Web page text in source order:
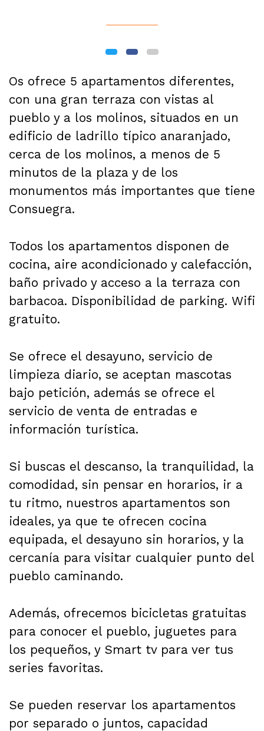
Os ofrece 5 apartamentos diferentes,
con una gran terraza con vistas al
pueblo y a los molinos, situados en un
edificio de ladrillo típico anaranjado,
cerca de los molinos, a menos de 5
minutos de la plaza y de los
monumentos más importantes que tiene
Consuegra.
Todos los apartamentos disponen de
cocina, aire acondicionado y calefacción,
baño privado y acceso a la terraza con
barbacoa. Disponibilidad de parking. Wifi
gratuito.
Se ofrece el desayuno, servicio de
limpieza diario, se aceptan mascotas
bajo petición, además se ofrece el
servicio de venta de entradas e
información turística.
Si buscas el descanso, la tranquilidad, la
comodidad, sin pensar en horarios, ir a
tu ritmo, nuestros apartamentos son
ideales, ya que te ofrecen cocina
equipada, el desayuno sin horarios, y la
cercanía para visitar cualquier punto del
pueblo caminando.
Además, ofrecemos bicicletas gratuitas
para conocer el pueblo, juguetes para
los pequeños, y Smart tv para ver tus
series favoritas.
Se pueden reservar los apartamentos
por separado o juntos, capacidad